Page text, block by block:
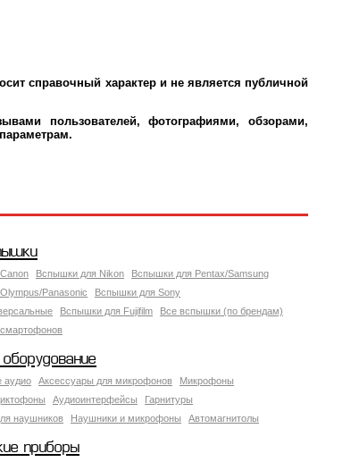
справочный характер и не является публичной
пользователей, фотографиями, обзорами,
Вспышки для Nikon
Вспышки для Pentax/Samsung
Panasonic
Вспышки для Sony
Вспышки для Fujifilm
Все вспышки (по брендам)
аудио Аксессуары для микрофонов
Микрофоны
Аудиоинтерфейсы
Гарнитуры
наушников
Наушники и микрофоны Автомагнитолы
приборы